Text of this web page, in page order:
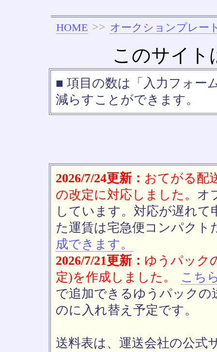
HOME >> オークションプレー
このサイト
■ 項目の数は「入力フォー
減らすことができます。
2026/7/24更新： おてがる配
の改定に対応しました。 オ
しています。対応が遅れ
た運賃は宅急便コンパクト
成できます。
2026/7/21更新： ゆうパック
定)を作成しました。
こち
で追加できるゆうパックの
のに入れ替え予定です。
送料表は、運送会社の公式